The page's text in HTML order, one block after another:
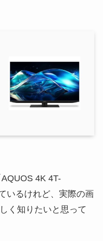
4K 4T-
いるけれど、実際の画
く知りたいと思って